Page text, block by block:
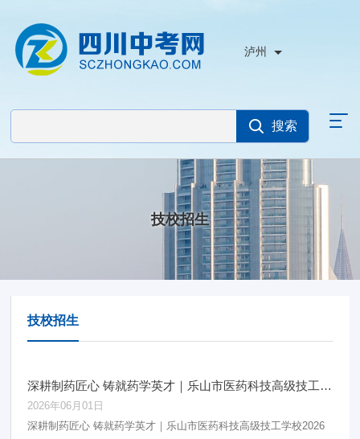
泸州
技校招生
技校招生
深耕制药匠心 铸就药学英才｜乐山市医药科技高级技工学校2026年药物制剂专业火热招生中
2026年06月01日
深耕制药匠心 铸就药学英才｜乐山市医药科技高级技工学校2026